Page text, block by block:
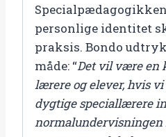
personlige identitet
praksis. Bondo
måde: “Det vil være en
lærere og elever, hvis
dygtige speciallærere
normalundervisningen